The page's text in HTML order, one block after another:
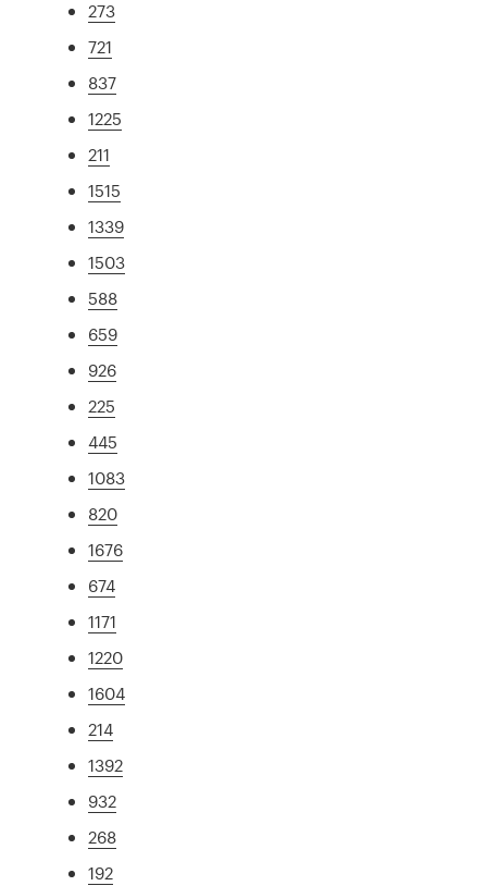
273
721
837
1225
211
1515
1339
1503
588
659
926
225
445
1083
820
1676
674
1171
1220
1604
214
1392
932
268
192